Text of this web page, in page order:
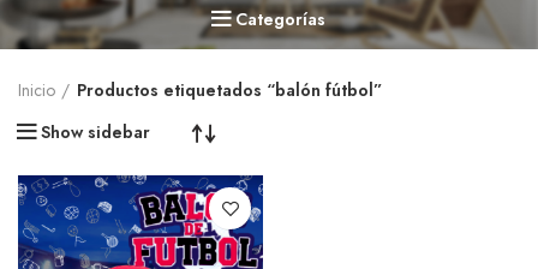
Categorías
Inicio
Productos etiquetados “balón fútbol”
Show sidebar